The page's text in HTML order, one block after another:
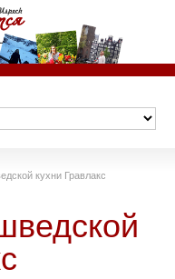
кухни Гравлакс